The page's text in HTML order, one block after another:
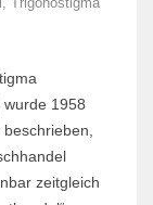
1958
zeitgleich